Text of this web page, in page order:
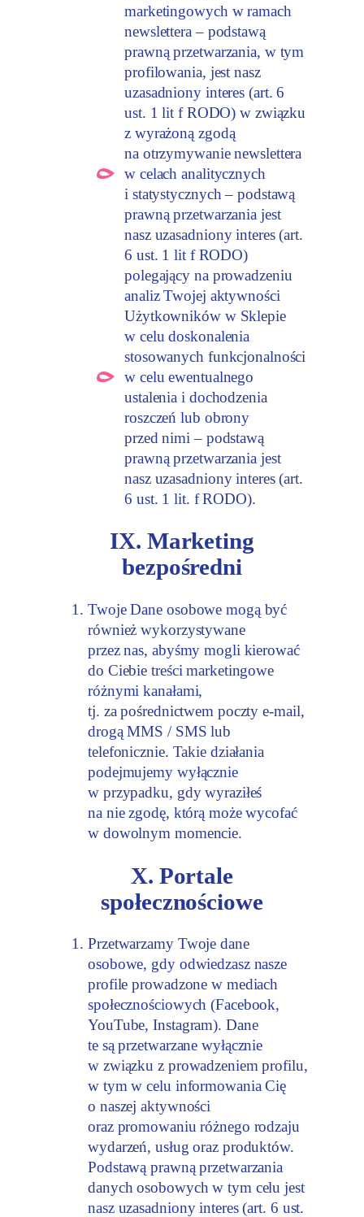
marketingowych w ramach
newslettera – podstawą
prawną przetwarzania, w tym
profilowania, jest nasz
uzasadniony interes (art. 6
ust. 1 lit f RODO) w związku
z wyrażoną zgodą
na otrzymywanie newslettera
w celach analitycznych
i statystycznych – podstawą
prawną przetwarzania jest
nasz uzasadniony interes (art.
6 ust. 1 lit f RODO)
polegający na prowadzeniu
analiz Twojej aktywności
Użytkowników w Sklepie
w celu doskonalenia
stosowanych funkcjonalności
w celu ewentualnego
ustalenia i dochodzenia
roszczeń lub obrony
przed nimi – podstawą
prawną przetwarzania jest
nasz uzasadniony interes (art.
6 ust. 1 lit. f RODO).
IX. Marketing
bezpośredni
Twoje Dane osobowe mogą być
również wykorzystywane
przez nas, abyśmy mogli kierować
do Ciebie treści marketingowe
różnymi kanałami,
tj. za pośrednictwem poczty e-mail,
drogą MMS / SMS lub
telefonicznie. Takie działania
podejmujemy wyłącznie
w przypadku, gdy wyraziłeś
na nie zgodę, którą może wycofać
w dowolnym momencie.
X. Portale
społecznościowe
Przetwarzamy Twoje dane
osobowe, gdy odwiedzasz nasze
profile prowadzone w mediach
społecznościowych (Facebook,
YouTube, Instagram). Dane
te są przetwarzane wyłącznie
w związku z prowadzeniem profilu,
w tym w celu informowania Cię
o naszej aktywności
oraz promowaniu różnego rodzaju
wydarzeń, usług oraz produktów.
Podstawą prawną przetwarzania
danych osobowych w tym celu jest
nasz uzasadniony interes (art. 6 ust.